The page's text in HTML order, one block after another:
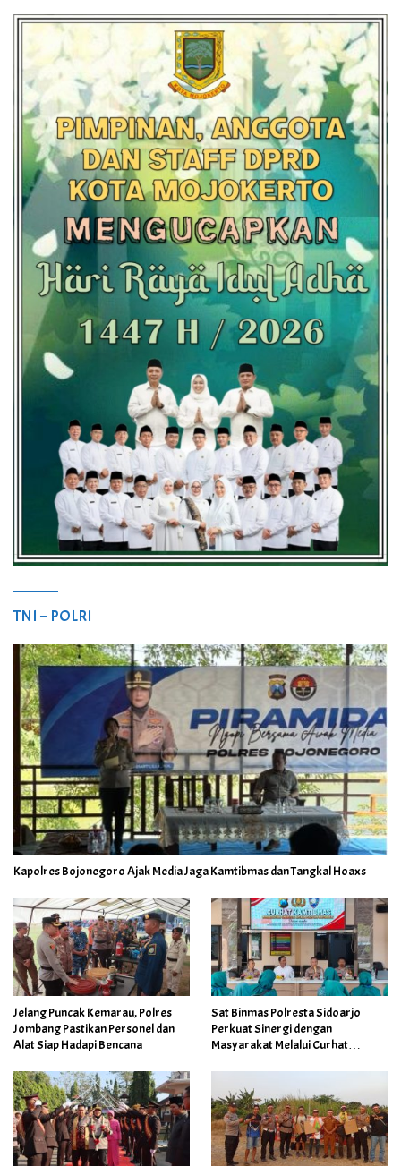
TNI – POLRI
Kapolres Bojonegoro Ajak Media Jaga Kamtibmas dan Tangkal Hoaxs
Jelang Puncak Kemarau, Polres
Jombang Pastikan Personel dan
Alat Siap Hadapi Bencana
Sat Binmas Polresta Sidoarjo
Perkuat Sinergi dengan
Masyarakat Melalui Curhat